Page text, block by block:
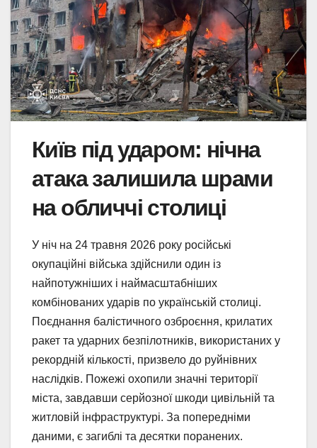
Київ під ударом: нічна
атака залишила шрами
на обличчі столиці
У ніч на 24 травня 2026 року російські
окупаційні війська здійснили один із
найпотужніших і наймасштабніших
комбінованих ударів по українській столиці.
Поєднання балістичного озброєння, крилатих
ракет та ударних безпілотників, використаних у
рекордній кількості, призвело до руйнівних
наслідків. Пожежі охопили значні території
міста, завдавши серйозної шкоди цивільній та
житловій інфраструктурі. За попередніми
даними, є загиблі та десятки поранених.